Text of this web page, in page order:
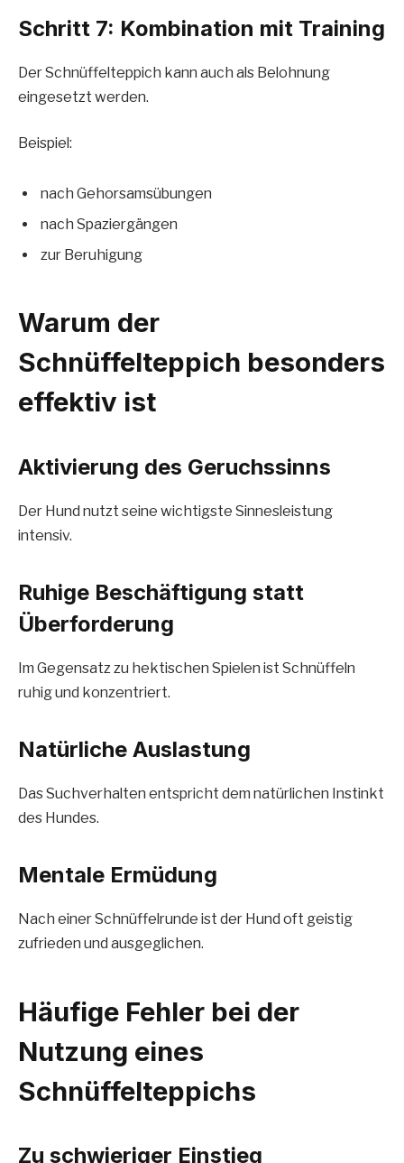
Schritt 7: Kombination mit Training
Der Schnüffelteppich kann auch als Belohnung
eingesetzt werden.
Beispiel:
nach Gehorsamsübungen
nach Spaziergängen
zur Beruhigung
Warum der
Schnüffelteppich besonders
effektiv ist
Aktivierung des Geruchssinns
Der Hund nutzt seine wichtigste Sinnesleistung
intensiv.
Ruhige Beschäftigung statt
Überforderung
Im Gegensatz zu hektischen Spielen ist Schnüffeln
ruhig und konzentriert.
Natürliche Auslastung
Das Suchverhalten entspricht dem natürlichen Instinkt
des Hundes.
Mentale Ermüdung
Nach einer Schnüffelrunde ist der Hund oft geistig
zufrieden und ausgeglichen.
Häufige Fehler bei der
Nutzung eines
Schnüffelteppichs
Zu schwieriger Einstieg